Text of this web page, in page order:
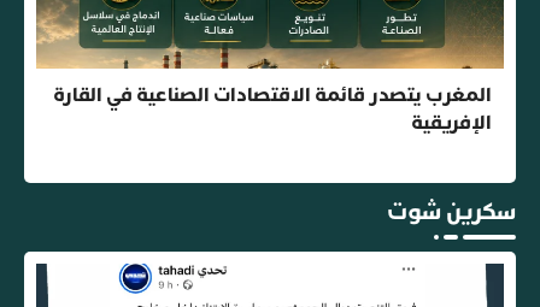
المغرب يتصدر قائمة الاقتصادات الصناعية في القارة
الإفريقية
سكرين شوت